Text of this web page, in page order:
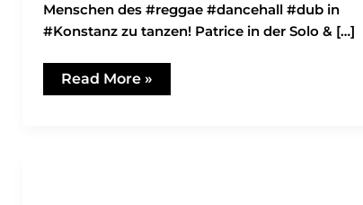
Menschen des #reggae #dancehall #dub in
#Konstanz zu tanzen! Patrice in der Solo & […]
Patrice
in
Read More »